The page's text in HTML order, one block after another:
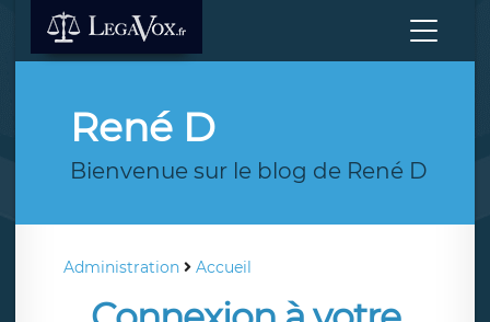
René D
Bienvenue sur le blog de René D
Administration Accueil